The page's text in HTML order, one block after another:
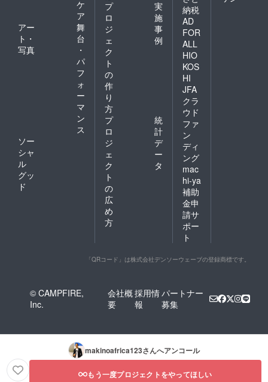
ケ
ア
アー
ト・
写真
舞
台
・
パ
フ
ォ
ー
マ
ン
ス
ソー
シャ
ル
グッ
ド
プ
ロ
ジ
ェ
ク
ト
の
作
り
方
実
施
事
例
プ
ロ
ジ
ェ
ク
ト
の
広
め
方
統
計
デ
ー
タ
納税
AD
FOR
ALL
HIO
KOS
HI
JFA
クラ
ウド
ファ
ン
ディ
ング
mac
hi-ya
補助
金申
請サ
ポー
ト
「QRコード」は株式会社デンソーウェーブの登録商標です。
© CAMPFIRE,
Inc.
会社概
要
採用情
報
パートナー
募集
makinoafrica123さんへアンコール
もう一度プロジェクトをやってほしい